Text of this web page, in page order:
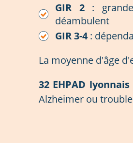
GIR 2 :
déambulent
GIR 3-4:
La moyenne d'âge
32 EHPAD lyonnais
Alzheimer ou